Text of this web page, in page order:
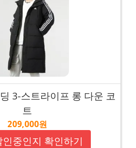
3-스트라이프 롱 다운 코
트
209,000원
인중인지 확인하기